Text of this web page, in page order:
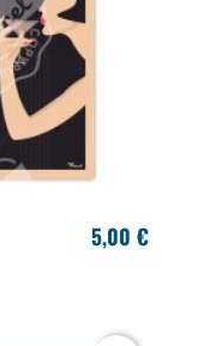
5,00 €